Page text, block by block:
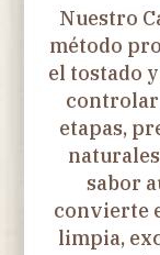
Nuestro
método
el tostado
controlar
etapas,
sabor
convierte
limpia,